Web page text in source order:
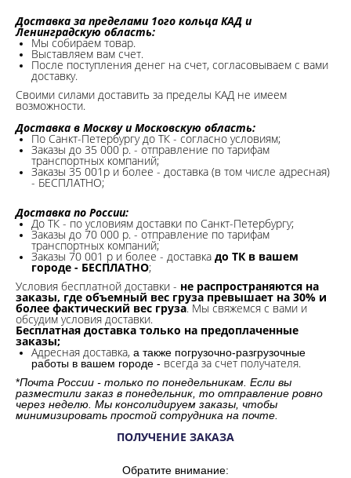
Доставка за пределами 1ого кольца КАД и
Ленинградскую область:
Мы собираем товар.
Выставляем вам счет.
После поступления денег на счет, согласовываем с вами
доставку.
Своими силами доставить за пределы КАД не имеем
возможности.​
Доставка в Москву и Московскую область:
По Санкт-Петербургу до ТК - согласно условиям;
Заказы до 35 000 р. - отправление по тарифам
транспортных компаний;
Заказы 35 001р и более - доставка (в том числе адресная)
- БЕСПЛАТНО;
Доставка по России:
До ТК - по условиям доставки по Санкт-Петербургу;
Заказы до 70 000 р. - отправление по тарифам
транспортных компаний;
Заказы 70 001 р и более - доставка до ТК в вашем
городе - БЕСПЛАТНО;
Условия бесплатной доставки - не распространяются на
заказы, где объемный вес груза превышает на 30% и
более фактический вес груза. Мы свяжемся с вами и
обсудим условия доставки.
Бесплатная доставка только на предоплаченные
заказы;
Адресная доставка, а также погрузочно-разгрузочные
работы в вашем городе - всегда за счет получателя.
*Почта России - только по понедельникам. Если вы
разместили заказ в понедельник, то отправление ровно
через неделю. Мы консолидируем заказы, чтобы
минимизировать простой сотрудника на почте.
ПОЛУЧЕНИЕ ЗАКАЗА
Обратите внимание: